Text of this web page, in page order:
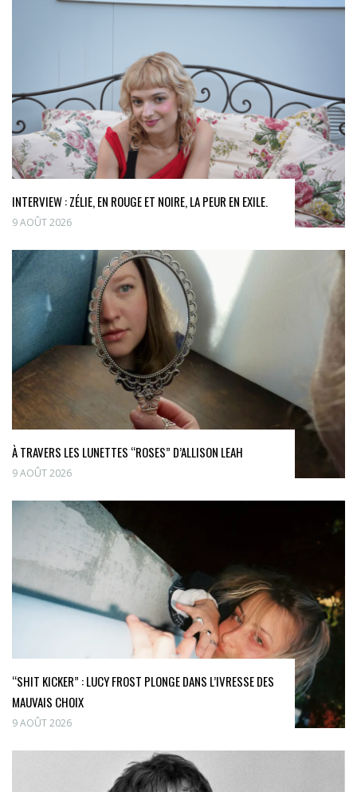
INTERVIEW : ZÉLIE, EN ROUGE ET NOIRE, LA PEUR EN EXILE.
9 AOÛT 2026
À TRAVERS LES LUNETTES “ROSES” D’ALLISON LEAH
9 AOÛT 2026
“SHIT KICKER” : LUCY FROST PLONGE DANS L’IVRESSE DES
MAUVAIS CHOIX
9 AOÛT 2026